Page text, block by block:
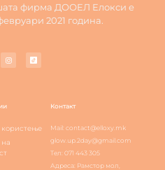
фирма ДООЕЛ Елокси е
2021 година.
користење
Контакт
Mail: contact@elloxy.mk
glow.up.2day@gmail.com
Тел: 071 443 305
Адреса: Рамстор мол,